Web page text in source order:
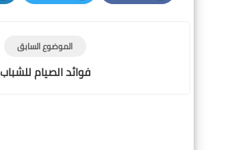
Facebook
Twitter
الموضوع السابق
فوائد الصيام للشباب